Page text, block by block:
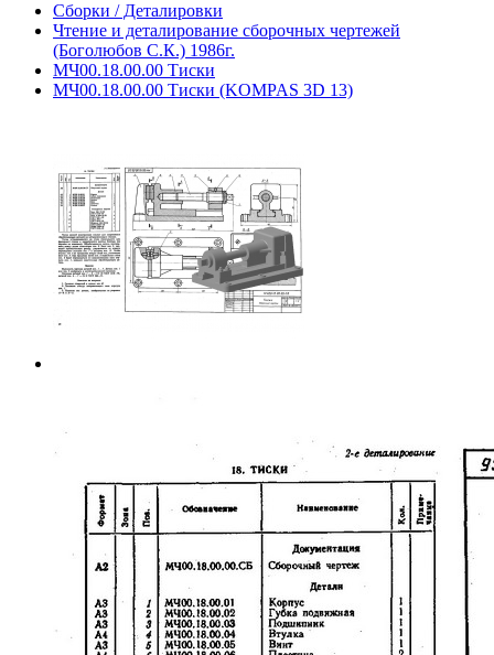
Сборки / Деталировки
Чтение и деталирование сборочных чертежей
(Боголюбов С.К.) 1986г.
МЧ00.18.00.00 Тиски
МЧ00.18.00.00 Тиски (KOMPAS 3D 13)